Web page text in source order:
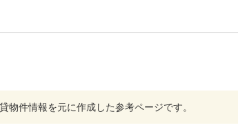
物件情報を元に作成した参考ページです。